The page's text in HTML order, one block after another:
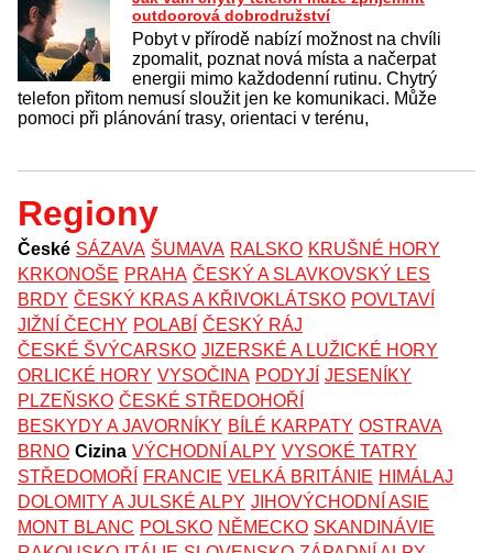
outdoorová dobrodružství
Pobyt v přírodě nabízí možnost na chvíli
zpomalit, poznat nová místa a načerpat
energii mimo každodenní rutinu. Chytrý
telefon přitom nemusí sloužit jen ke komunikaci. Může
pomoci při plánování trasy, orientaci v terénu,
Regiony
České SÁZAVA ŠUMAVA RALSKO KRUŠNÉ HORY
KRKONOŠE PRAHA ČESKÝ A SLAVKOVSKÝ LES
BRDY ČESKÝ KRAS A KŘIVOKLÁTSKO POVLTAVÍ
JIŽNÍ ČECHY POLABÍ ČESKÝ RÁJ
ČESKÉ ŠVÝCARSKO JIZERSKÉ A LUŽICKÉ HORY
ORLICKÉ HORY VYSOČINA PODYJÍ JESENÍKY
PLZEŇSKO ČESKÉ STŘEDOHOŘÍ
BESKYDY A JAVORNÍKY BÍLÉ KARPATY OSTRAVA
BRNO Cizina VÝCHODNÍ ALPY VYSOKÉ TATRY
STŘEDOMOŘÍ
FRANCIE VELKÁ BRITÁNIE HIMÁLAJ
DOLOMITY A JULSKÉ ALPY JIHOVÝCHODNÍ ASIE
MONT BLANC POLSKO NĚMECKO SKANDINÁVIE